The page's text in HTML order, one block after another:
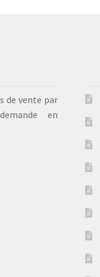
de vente par
en